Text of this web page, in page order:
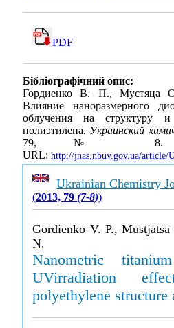
PDF
Бібліографічний опис:
Гордиенко В. П., Мустяца
Влияние наноразмерного
облучения на структуру и
полиэтилена. Украинский
79, № 8. С.
URL: http://jnas.nbuv.gov.ua/article/
Ukrainian Chemistry
(2013, 79(7-8))
Gordienko V. P.,
N.
Nanometric
UVirradiation
polyethylene structure